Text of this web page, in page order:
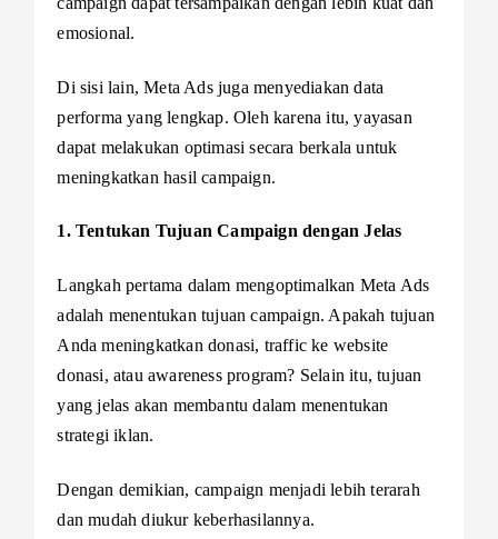
emosional.
Di sisi lain, Meta Ads juga menyediakan data
performa yang lengkap. Oleh karena itu, yayasan
dapat melakukan optimasi secara berkala untuk
meningkatkan hasil campaign.
1. Tentukan Tujuan Campaign dengan Jelas
Langkah pertama dalam mengoptimalkan Meta Ads
adalah menentukan tujuan campaign. Apakah tujuan
Anda meningkatkan donasi, traffic ke website
donasi, atau awareness program? Selain itu, tujuan
yang jelas akan membantu dalam menentukan
strategi iklan.
Dengan demikian, campaign menjadi lebih terarah
dan mudah diukur keberhasilannya.